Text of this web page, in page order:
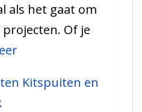
over
als het gaat om
Of je
:
Glassnijder:
Kitspuiten en